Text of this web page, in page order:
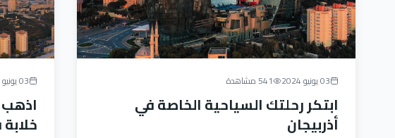
03 يونيو 2024 541 مشاهدة
ابتكر رحلتك السياحية الخاصة في
أذربيجان
03 يونيو 2024